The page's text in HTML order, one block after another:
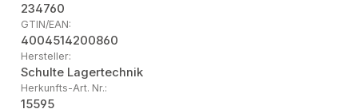
234760
GTIN/EAN:
4004514200860
Hersteller:
Schulte Lagertechnik
Herkunfts-Art. Nr.:
15595